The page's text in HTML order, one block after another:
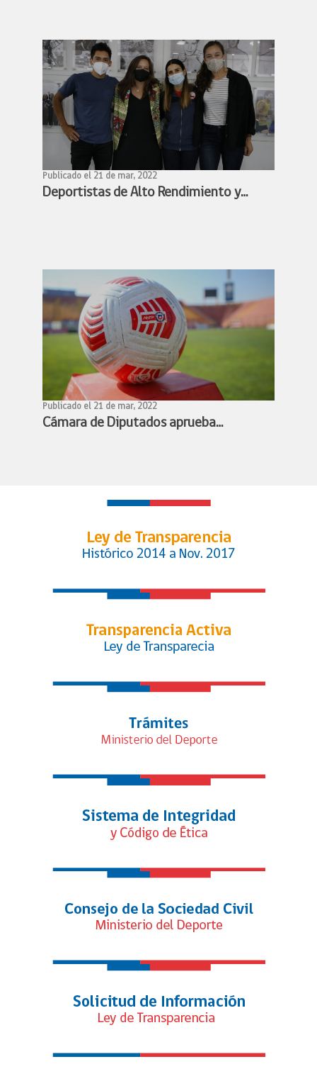
deportivas
Publicado el 21 de mar, 2022
Deportistas de Alto Rendimiento y
de alto rendimiento
Publicado el 21 de mar, 2022
Cámara de Diputados aprueba